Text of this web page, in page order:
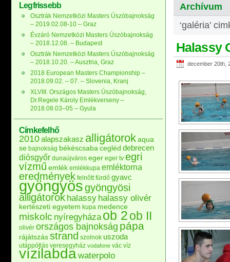
Archívum
‘galéria’
Halassy
december 20th,
Legfrissebb
Osztrák Nemzetközi Masters Úszóbajnokság
– 2019.02.08-10 – Graz
Évzáró Nemzetközi Masters Úszóbajnokság
– 2018.12.08. – Budapest
Osztrák Nemzetközi Masters Úszóbajnokság
– 2018.10.20. – Ausztria, Graz
2018 European Masters Championship –
2018.09.02. – 07. – Slovenia, Kranj
XLVIII. Országos Masters Úszóbajnokság,
Dr.Regele Károly Emlékverseny –
2018.08.03–05 – Gyula
Címkefelhő
2010alapszakasz alligátorokaqua
se bajnokság békéscsaba cegléd debrecen
diósgyőr dunaújváros eger eger tv egri
vízműemlék emlékkupa emléktorna
eredmények felnőtt fürdő gyavc
gyöngyösgyöngyösi
alligátorok halassy halassy olivér
kertészeti egyetem kupa medence
miskolc nyíregyháza ob 2ob II
olivér országos bajnokság pápa
rájátszás strand szolnok uszoda
utánpótlás veresegyház vodafone vác víz
vízilabdawaterpolo